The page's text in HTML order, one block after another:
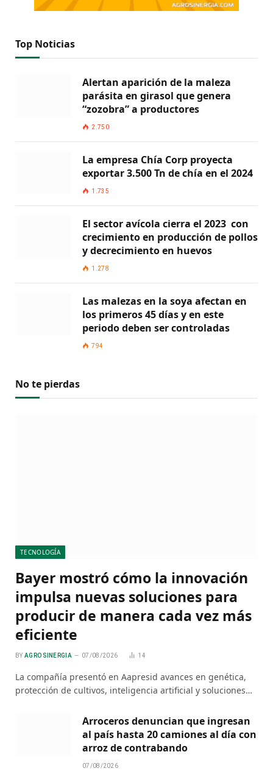
Top Noticias
Alertan aparición de la maleza
parásita en girasol que genera
“zozobra” a productores
2.750
La empresa Chía Corp proyecta
exportar 3.500 Tn de chía en el 2024
1.735
El sector avícola cierra el 2023 con
crecimiento en producción de pollos
y decrecimiento en huevos
1.278
Las malezas en la soya afectan en
los primeros 45 días y en este
periodo deben ser controladas
794
No te pierdas
TECNOLOGÍA
Bayer mostró cómo la innovación
impulsa nuevas soluciones para
producir de manera cada vez más
eficiente
BY AGRO SINERGIA 07/08/2026 14
La compañía presentó en Aapresid avances en genética,
protección de cultivos, inteligencia artificial y soluciones…
Arroceros denuncian que ingresan
al país hasta 20 camiones al día con
arroz de contrabando
07/08/2026